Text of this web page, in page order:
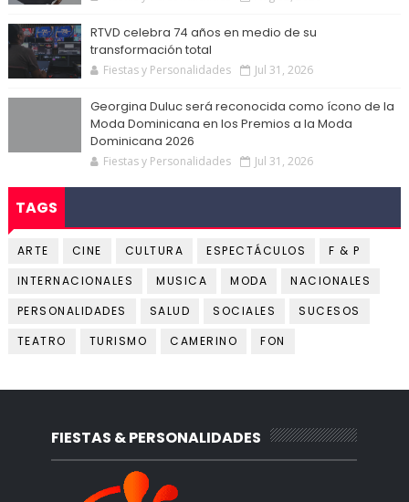
RTVD celebra 74 años en medio de su
transformación total
Fiestas y Personalidades Jul 31, 2026
Georgina Duluc será reconocida como ícono de la
Moda Dominicana en los Premios a la Moda
Dominicana 2026
Fiestas y Personalidades Jul 31, 2026
TAGS
ARTE CINE CULTURA ESPECTÁCULOS
F & P
INTERNACIONALES
MUSICA MODA
NACIONALES
PERSONALIDADES
SALUD SOCIALES
SUCESOS
TEATRO
TURISMO CAMERINO FON
FIESTAS & PERSONALIDADES